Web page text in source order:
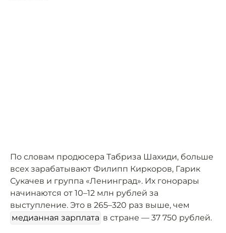
По словам продюсера Табриза Шахиди, больше
всех зарабатывают Филипп Киркоров, Гарик
Сукачев и группа «Ленинград». Их гонорары
начинаются от 10–12 млн рублей за
выступление. Это в 265–320 раз выше, чем
медианная зарплата в стране — 37 750 рублей.